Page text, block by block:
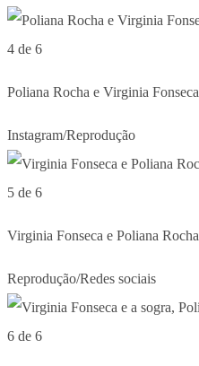
4 de 6
Poliana Rocha e Virginia Fonseca
Instagram/Reprodução
5 de 6
Virginia Fonseca e Poliana Rocha
Reprodução/Redes sociais
6 de 6